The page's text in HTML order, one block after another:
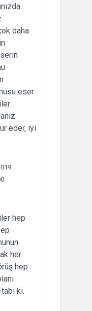
daha
eser
eder, iyi
hep
her
hep
ki.